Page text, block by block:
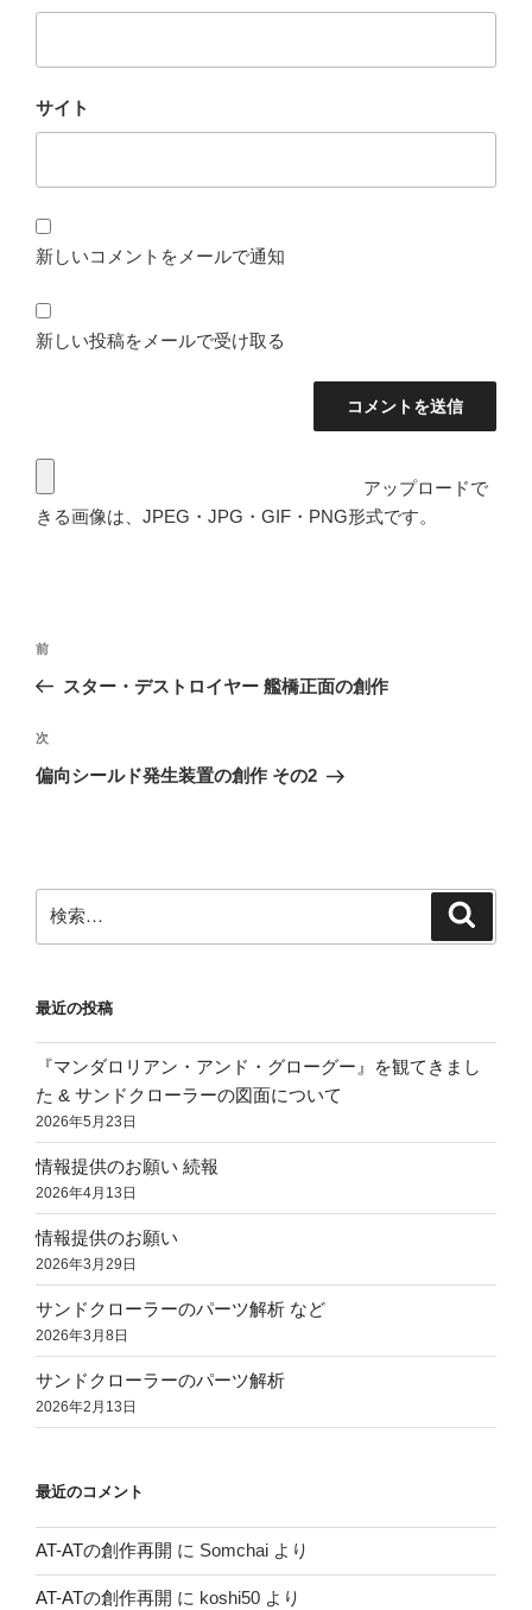
サイト
新しいコメントをメールで通知
新しい投稿をメールで受け取る
アップロードで
きる画像は、JPEG・JPG・GIF・PNG形式です。
投
ビ
ゲ
ン
前
の
稿
前
スター・デストロイヤー 艦橋正面の創作
次
の
次
偏向シールド発生装置の創作 その2
索:
最近の投稿
『マンダロリアン・アンド・グローグー』を観てきまし
た & サンドクローラーの図面について
2026年5月23日
情報提供のお願い 続報
2026年4月13日
情報提供のお願い
2026年3月29日
サンドクローラーのパーツ解析 など
2026年3月8日
サンドクローラーのパーツ解析
2026年2月13日
最近のコメント
AT-ATの創作再開 に Somchai より
AT-ATの創作再開 に koshi50 より